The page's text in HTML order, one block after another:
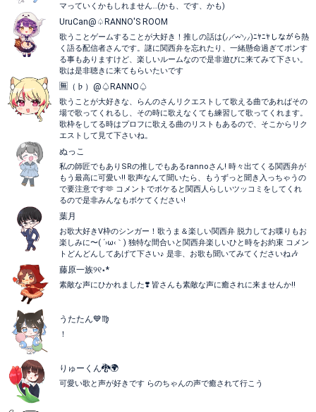
マっていくかもしれません…(かも、です、かも)
UruCan@♤RANNO'S ROOM
歌うことゲームすることが大好き！推しの話は(⸝⸝◜𖥦◝⸝⸝)ﾆﾔﾆﾔしながら熱
く語る配信者さんです。謎に関西弁を忘れたり、一緒懸命過ぎてポンす
る事もありますけど、楽しいルームなので是非遊びに来てみて下さい。
歌は是非聴きに来てもらいたいです
🈚（♭）@♤RANNO♤
歌うことが大好きな、らんのさんリクエストして歌える曲であればその
場で歌ってくれるし、その時に歌えなくても練習して歌ってくれます。
歌枠をしてる時はプロフに歌える曲のリストもあるので、そこからリク
エストして見て下さいね。
ぬっこ
私の師匠でもありSRの推しでもあるrannoさん! 時々出てくる関西弁が
もう最高に可愛い!! 歌声なんて聞いたら、もうずっと聞き入っちゃうの
で要注意です🫶 コメントでボケると関西人らしいツッコミをしてくれ
るので是非みんなもボケてください!
葉月
お歌大好きV枠のシンガー！歌うま＆楽しい関西弁 脱力してお喋りもお
楽しみに〜( ´›ω‹｀) 独特な間合いと関西弁楽しいひと時をお約束 コメン
トどんどんしてあげて下さい♪ 是非、お歌も聞いてみてくださいね🎶
藤原一族୨୧⋆*
素敵な声にひかれました❣️ 皆さんも素敵な声に癒されに来ませんか‼️
うたたん💙♍️
！
りゅーくん🐉🌍
可愛い歌と声が好きです らのちゃんの声で癒されて行こう